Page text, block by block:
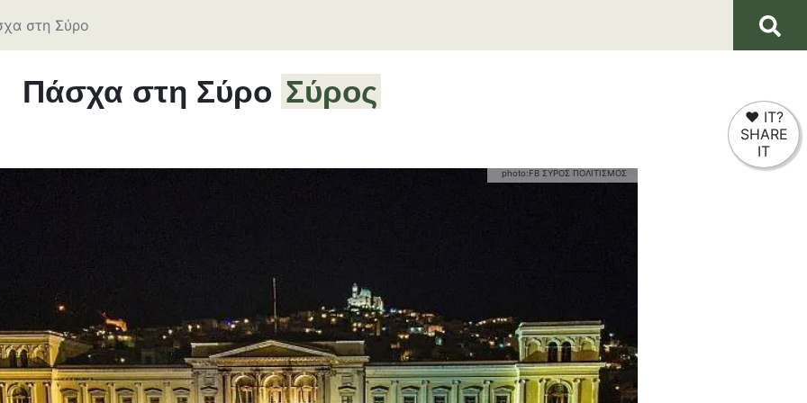
❤ IT?
SHARE
IT
στη Σύρο
Πάσχα στη Σύρο Σύρος
photo:FB ΣΥΡΟΣ ΠΟΛΙΤΙΣΜΟΣ